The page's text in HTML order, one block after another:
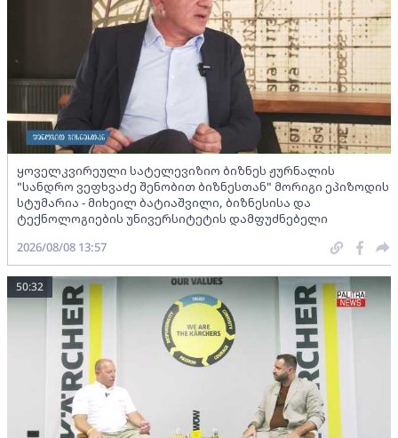
ყოველკვირეული სატელევიზიო ბიზნეს ჟურნალის
"სანდრო ვეფხვაძე შენობით ბიზნესთან" მორიგი ეპიზოდის
სტუმარია - მიხეილ ბატიაშვილი, ბიზნესისა და
ტექნოლოგიების უნივერსიტეტის დამფუძნებელი
2026/08/08 13:57
50:32